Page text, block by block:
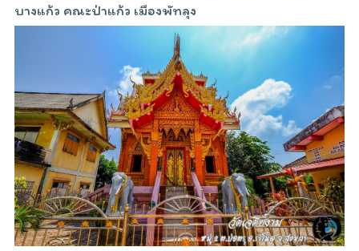
บางแก้ว คณะป่าแก้ว เมืองพัทลุง